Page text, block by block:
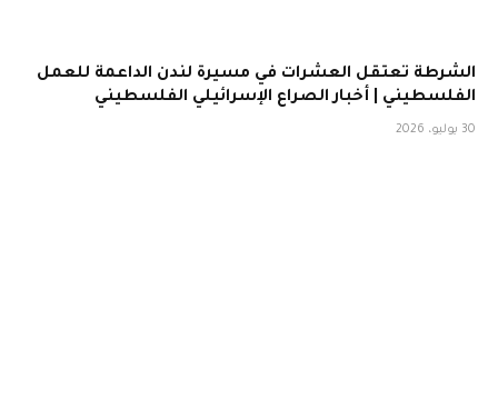
الشرطة تعتقل العشرات في مسيرة لندن الداعمة للعمل
الفلسطيني | أخبار الصراع الإسرائيلي الفلسطيني
30 يوليو، 2026